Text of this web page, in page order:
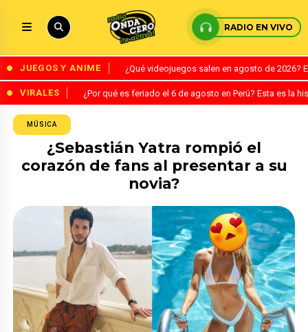
RADIO EN VIVO
JUEGOS Y ANIME ¿Qué videojuegos salen en agosto de
VIRALES ¿Por qué es feriado el 6 de agosto en Perú? Esta es la
MÚSICA
¿Sebastián Yatra rompió el
corazón de fans al presentar a su
novia?